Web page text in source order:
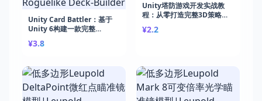
Unity Card Battler：基于
Unity 6构建一款完整
免费下载课程）|Unity Card
Deck-Builder
¥3.8
Unity塔防游戏开发实战教
程：从零打造完整3D策略游
Defense Game
¥2.2